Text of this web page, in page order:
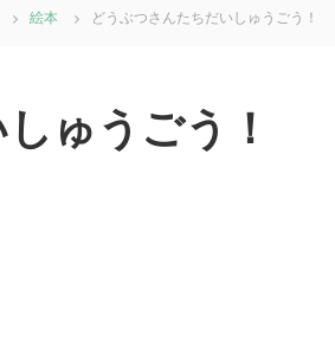
絵本 どうぶつさんたちだいしゅうごう！
ゅうごう！